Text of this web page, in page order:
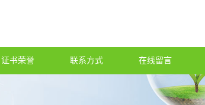
证书荣誉 联系方式 在线留言